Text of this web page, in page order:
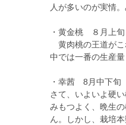
人が多いのが実情
・黄金桃 ８月上旬
黄肉桃の王道がこ
中では一番の生産
・幸茜 8月中下旬
さて、いよいよ硬
みもつよく、晩生
ん。しかし、栽培